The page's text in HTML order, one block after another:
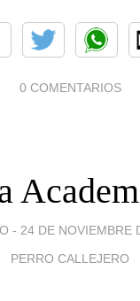
0 COMENTARIOS
- 24 DE NOVIEMBRE
PERRO CALLEJERO